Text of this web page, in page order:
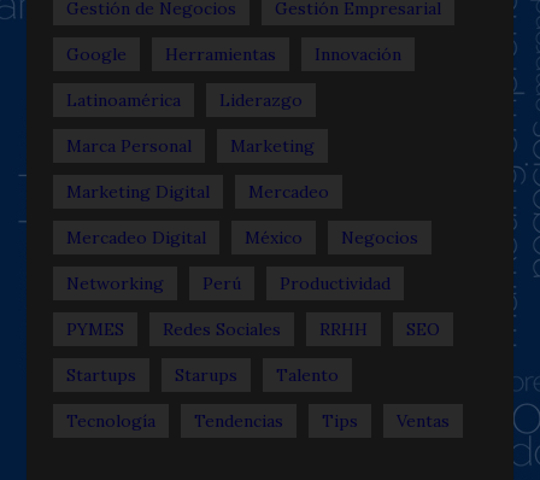
Gestión de Negocios Gestión Empresarial
Google Herramientas Innovación
Latinoamérica Liderazgo
Marca Personal Marketing
Marketing Digital Mercadeo
Mercadeo Digital México Negocios
Networking Perú Productividad
PYMES Redes Sociales RRHH SEO
Startups Starups Talento
Tecnología Tendencias Tips Ventas